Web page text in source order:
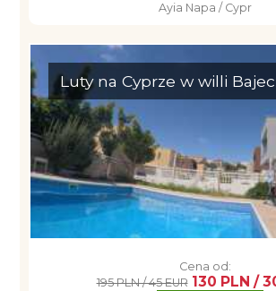
Ayia Napa / Cypr
Luty na Cyprze w willi
Cena od:
195 PLN / 45 EUR 130 PLN /